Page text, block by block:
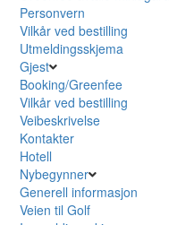
Personvern
Vilkår ved bestilling
Utmeldingsskjema
Gjest
Booking/Greenfee
Vilkår ved bestilling
Veibeskrivelse
Kontakter
Hotell
Nybegynner
Generell informasjon
Veien til Golf